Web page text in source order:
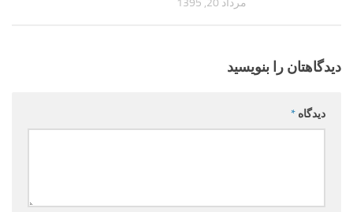
مرداد 20, 1395
دیدگاهتان را بنویسید
دیدگاه *